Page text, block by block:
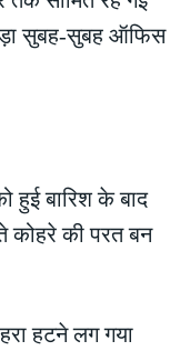
सुबह-सुबह ऑफिस
हुई बारिश के बाद
कोहरे की परत बन
हटने लग गया